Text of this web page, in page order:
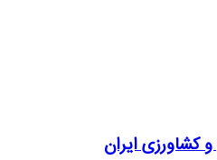
و کشاورزی ایران